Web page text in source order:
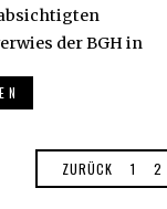
der BGH in
ZURÜCK 1 2